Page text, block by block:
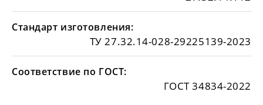
Стандарт изготовления:
ТУ 27.32.14-028-29225139-2023
Соответствие по ГОСТ:
ГОСТ 34834-2022